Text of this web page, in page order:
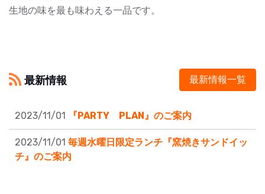
生地の味を最も味わえる一品です。
最新情報 最新情報一覧
2023/11/01 『PARTY PLAN』のご案内
2023/11/01 毎週水曜日限定ランチ『窯焼きサンドイッ
チ』のご案内